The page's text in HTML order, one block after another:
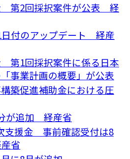
第2回採択案件が公表 経
付のアップデート 経産
第1回採択案件に係る日本
事業計画の概要」が公表
築促進補助金における圧
が追加 経産省
支援金 事前確認受付は8
省